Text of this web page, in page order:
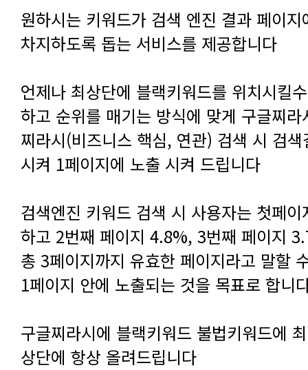
차지하도록 돕는 서비스를 제공합니다
시켜 1페이지에 노출 시켜 드립니다
하고 2번째 페이지 4.8%, 3번째 페이지
1페이지 안에 노출되는 것을 목표로 합니
상단에 항상 올려드립니다